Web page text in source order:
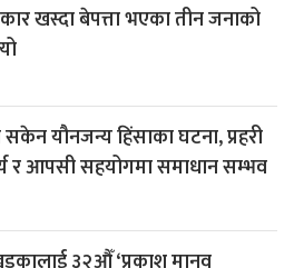
खस्दा बेपत्ता भएका तीन जनाको
यौनजन्य हिंसाका घटना, प्रहरी
र आपसी सहयोगमा समाधान सम्भव